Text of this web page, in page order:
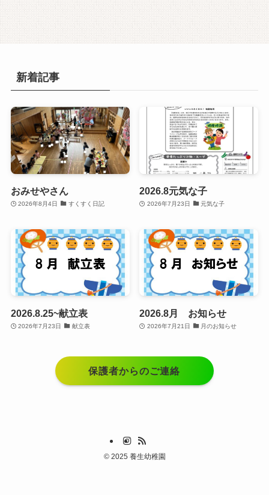
新着記事
おみせやさん
2026年8月4日 すくすく日記
2026.8元気な子
2026年7月23日 元気な子
2026.8.25~献立表
2026年7月23日 献立表
2026.8月 お知らせ
2026年7月21日 月のお知らせ
保護者からのご連絡
©2025 養生幼稚園